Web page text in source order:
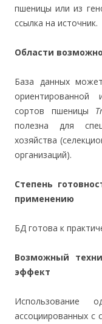
пшеницы или из
ссылка на источник.
Области
База данных
ориентированной
сортов пшеницы
полезна для
хозяйства
организаций).
Степень
применению
БД готова к
Возможный
эффект
Использование
ассоциированных с